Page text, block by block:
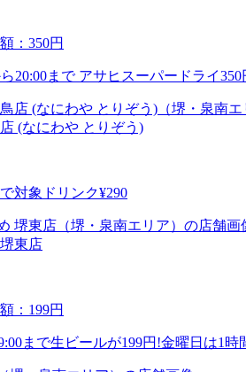
：350円
20:00まで アサヒスーパードライ
(なにわや とりぞう)
対象ドリンク¥290
東店
：199円
まで生ビールが199円!金曜日は1